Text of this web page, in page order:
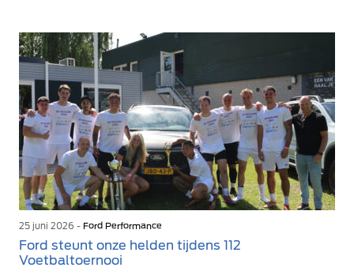
25 juni 2026 - Ford Performance
Ford steunt onze helden tijdens 112
Voetbaltoernooi